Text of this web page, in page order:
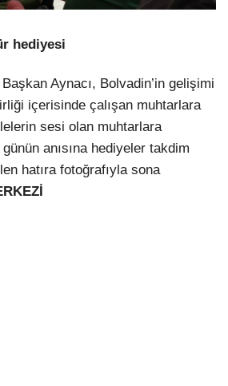
hediyesi
Aynacı, Bolvadin’in gelişimi
içerisinde çalışan muhtarlara
sesi olan muhtarlara
günün anısına hediyeler takdim
hatıra fotoğrafıyla sona